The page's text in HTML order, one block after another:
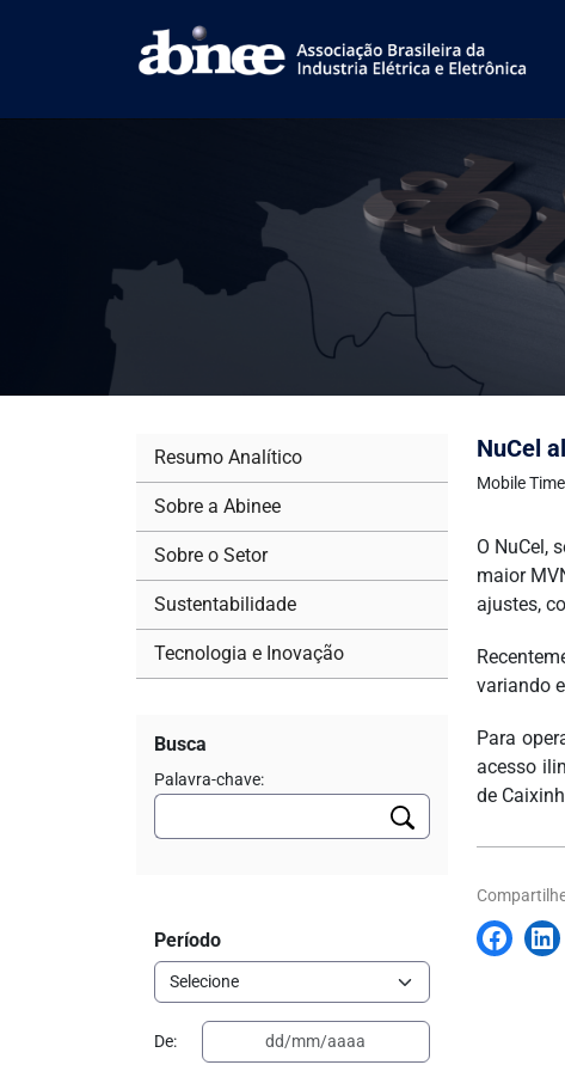
NuCel
Mobile
O NuCel,
maior
ajustes,
variando
Para
acesso
de
Resumo Analítico
Sobre a Abinee
Sobre o Setor
Sustentabilidade
Tecnologia e Inovação
Busca
Palavra-chave:
Período
De: